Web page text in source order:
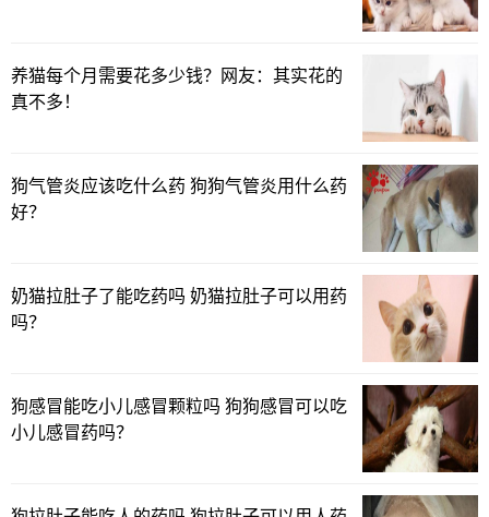
养猫每个月需要花多少钱？网友：其实花的
真不多！
狗气管炎应该吃什么药 狗狗气管炎用什么药
好？
奶猫拉肚子了能吃药吗 奶猫拉肚子可以用药
吗？
狗感冒能吃小儿感冒颗粒吗 狗狗感冒可以吃
小儿感冒药吗？